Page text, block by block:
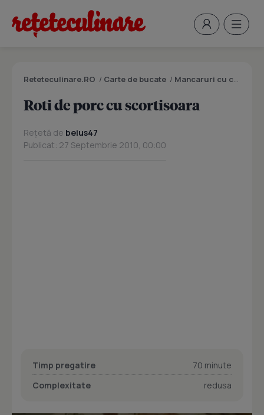
Reteteculinare.RO / Carte de bucate / Mancaruri cu carne
Roti de porc cu scortisoara
Rețetă de beius47
Publicat: 27 Septembrie 2010, 00:00
Timp pregatire
70 minute
Complexitate
redusa